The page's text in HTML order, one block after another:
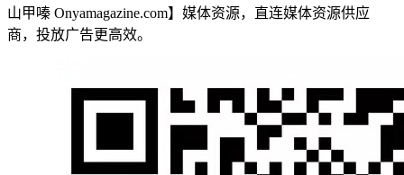
山甲嗪 Onyamagazine.com】媒体资源，直连媒体资源供应
商，投放广告更高效。